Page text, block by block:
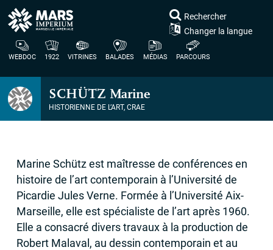
WEBDOC 1922 VITRINES BALADES MÉDIAS PARCOURS
Rechercher
Changer la langue
SCHÜTZ Marine
HISTORIENNE DE L’ART,CRAE
Marine Schütz est maîtresse de conférences en
histoire de l’art contemporain à l’Université de
Picardie Jules Verne. Formée à l’Université Aix-
Marseille, elle est spécialiste de l’art après 1960.
Elle a consacré divers travaux à la production de
Robert Malaval, au dessin contemporain et au